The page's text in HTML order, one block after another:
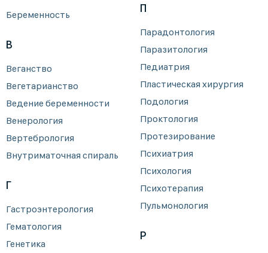
Беременность
В
Веганство
Вегетарианство
Ведение беременности
Венерология
Вертебрология
Внутриматочная спираль
Г
Гастроэнтерология
Гематология
Генетика
П
Парадонтология
Паразитология
Педиатрия
Пластическая хирургия
Подология
Проктология
Протезирование
Психиатрия
Психология
Психотерапия
Пульмонология
Р